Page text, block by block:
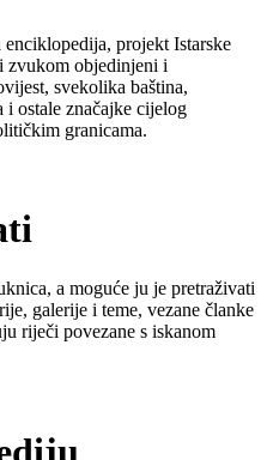
enciklopedija, projekt Istarske
zvukom objedinjeni i
svekolika baština,
i ostale značajke cijelog
granicama.
a moguće ju je pretraživati
galerije i teme, vezane članke
riječi povezane s iskanom